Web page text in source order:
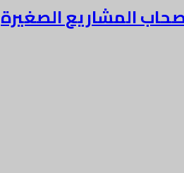
المشاريع الصغيرة